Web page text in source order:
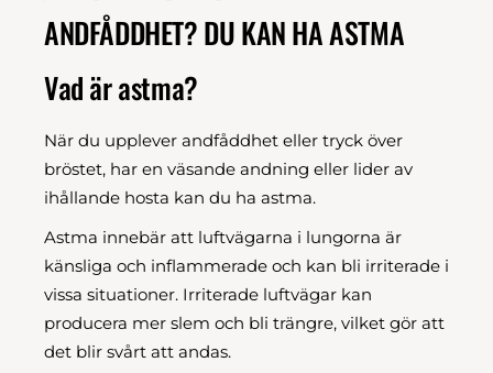
ANDFÅDDHET? DU KAN HA ASTMA
Vad är astma?
När du upplever andfåddhet eller tryck över
bröstet, har en väsande andning eller lider av
ihållande hosta kan du ha astma.
Astma innebär att luftvägarna i lungorna är
känsliga och inflammerade och kan bli irriterade i
vissa situationer. Irriterade luftvägar kan
producera mer slem och bli trängre, vilket gör att
det blir svårt att andas.